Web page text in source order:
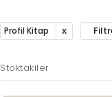
Profil Kitap
Stoktakiler